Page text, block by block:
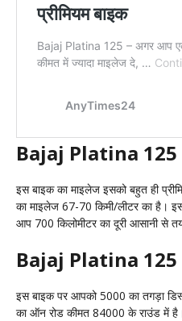
Bajaj Platina
इस बाइक का माइलेज इसको बहुत ही
का माइलेज 67-70 किमी/लीटर का है।
आप 700 किलोमीटर का दूरी आसानी से
Bajaj Platina 125
इस बाइक पर आपको 5000 का तगड़ा
का ऑन रोड कीमत 84000 के राउंड में